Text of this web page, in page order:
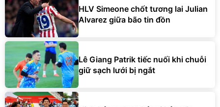
HLV Simeone chốt tương lai Julian
Alvarez giữa bão tin đồn
Lê Giang Patrik tiếc nuối khi chuỗi
giữ sạch lưới bị ngắt